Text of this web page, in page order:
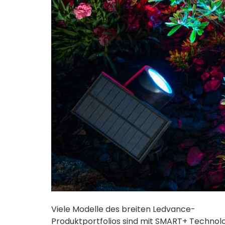
Viele Modelle des breiten Ledvance-
Produktportfolios sind mit SMART+